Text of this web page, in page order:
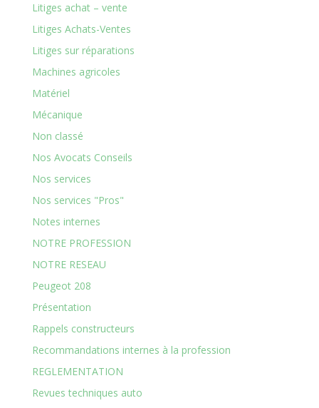
Litiges achat – vente
Litiges Achats-Ventes
Litiges sur réparations
Machines agricoles
Matériel
Mécanique
Non classé
Nos Avocats Conseils
Nos services
Nos services "Pros"
Notes internes
NOTRE PROFESSION
NOTRE RESEAU
Peugeot 208
Présentation
Rappels constructeurs
Recommandations internes à la profession
REGLEMENTATION
Revues techniques auto